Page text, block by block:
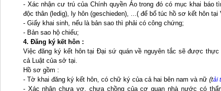
- Xác nhận cư trú của Chính quyền Áo trong đó có mục khai báo
độc thân (ledig), ly hôn (geschieden), ...( để bổ túc hồ sơ kết hôn tại
- Giấy khai sinh, nếu là bản sao thì phải có công chứng;
- Bản sao hộ chiếu;
4. Đăng ký kết hôn :
Việc đăng ký kết hôn tại Đại sứ quán về nguyên tắc sẽ được
cả Luật của sở tại.
Hồ sơ gồm :
- Tờ khai đăng ký kết hôn, có chữ ký của cả hai bên nam và nữ (tải
- Xác nhận chưa vợ, chưa chồng của cơ quan nhà nước có